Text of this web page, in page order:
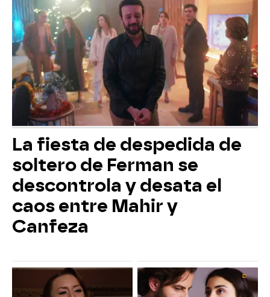
La fiesta de despedida de
soltero de Ferman se
descontrola y desata el
caos entre Mahir y
Canfeza